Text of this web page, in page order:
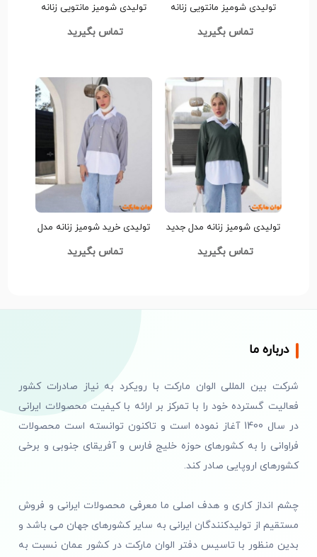
تولیدی شومیز مانتویی زنانه
تماس بگیرید
تولیدی شومیز مانتویی زنانه
تماس بگیرید
تولیدی شومیز زنانه مدل جدید
تماس بگیرید
تولیدی خرید شومیز زنانه مدل
تماس بگیرید
درباره ما
شرکت بین المللی الوان مارکت با رویکرد به نیاز صادرات کشور
فعالیت گسترده خود را با تمرکز بر ارائه با کیفیت محصولات ایرانی
در سال 1400 آغاز نموده است و تاکنون توانسته است محصولات
فراوانی را به کشورهای حوزه خلیج فارس و آفریقای جنوبی و برخی
کشورهای اروپایی صادر کند.
چشم انداز کاری و هدف اصلی ما معرفی محصولات ایرانی و فروش
مستقیم از تولیدکنندگان ایرانی به سایر کشورهای جهان می باشد و
بدین منظور با تاسیس دفتر الوان مارکت در کشور عمان نسبت به